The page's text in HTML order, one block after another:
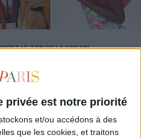
privée est notre priorité
et/ou accédons à des
que les cookies, et traitons
LE TON DE LA SAISON